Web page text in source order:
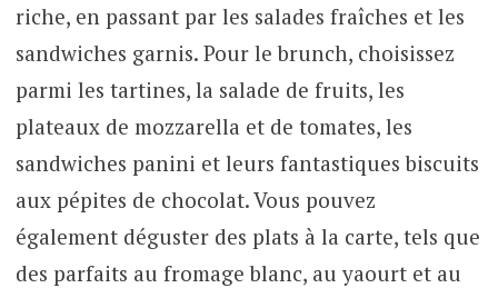
riche, en passant par les salades fraîches et les
sandwiches garnis. Pour le brunch, choisissez
parmi les tartines, la salade de fruits, les
plateaux de mozzarella et de tomates, les
sandwiches panini et leurs fantastiques biscuits
aux pépites de chocolat. Vous pouvez
également déguster des plats à la carte, tels que
des parfaits au fromage blanc, au yaourt et au